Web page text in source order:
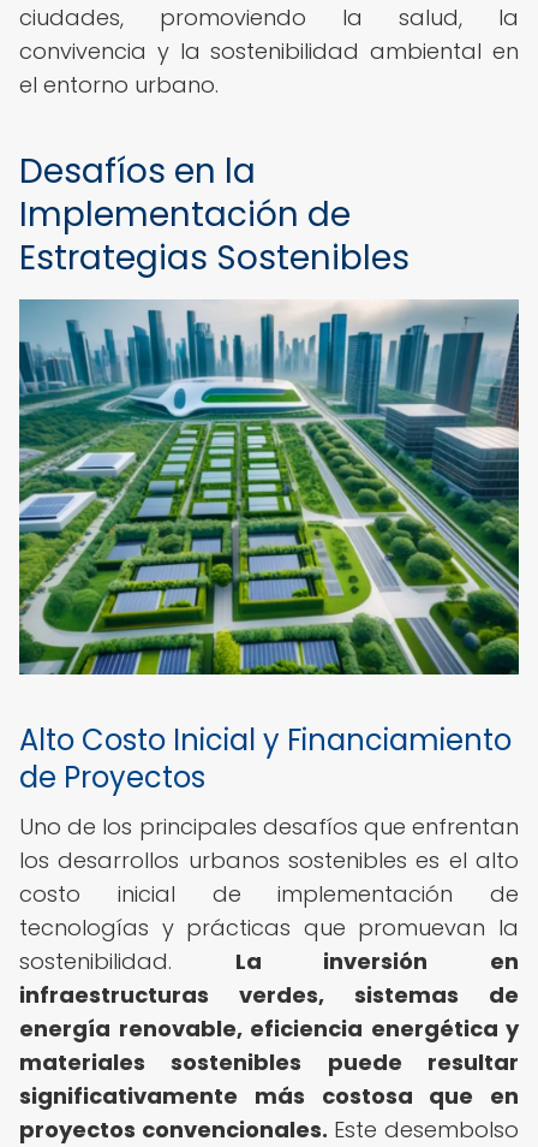
ciudades, promoviendo la salud, la
convivencia y la sostenibilidad ambiental en
el entorno urbano.
Desafíos en la
Implementación de
Estrategias Sostenibles
Alto Costo Inicial y Financiamiento
de Proyectos
Uno de los principales desafíos que enfrentan
los desarrollos urbanos sostenibles es el alto
costo inicial de implementación de
tecnologías y prácticas que promuevan la
sostenibilidad. La inversión en
infraestructuras verdes, sistemas de
energía renovable, eficiencia energética y
materiales sostenibles puede resultar
significativamente más costosa que en
proyectos convencionales. Este desembolso